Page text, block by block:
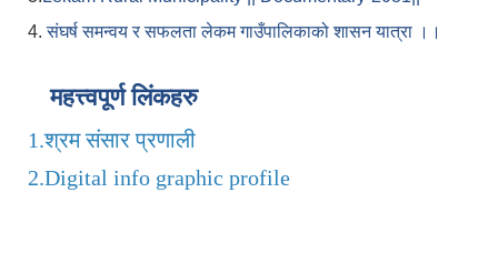
4.संघर्ष समन्वय र सफलता लेकम गाउँपालिकाको शासन यात्रा ।।
महत्त्वपूर्ण लिंकहरु
1.श्रम संसार प्रणाली
2.Digital info graphic profile